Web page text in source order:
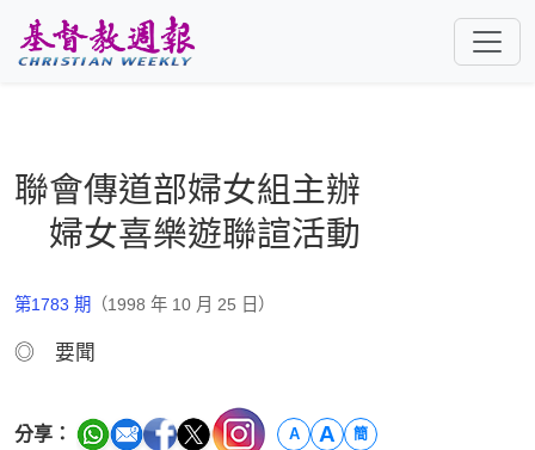
聯會傳道部婦女組主辦
婦女喜樂遊聯諠活動
第1783 期 （1998 年 10 月 25 日）
◎ 要聞
分享： A A 簡